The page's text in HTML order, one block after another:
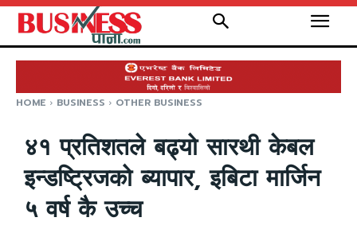
HOME BUSINESS OTHER BUSINESS
४१ प्रतिशतले बढ्यो सारथी केबल
इन्डष्ट्रिजको ब्यापार, इबिटा मार्जिन
५ वर्ष कै उच्च